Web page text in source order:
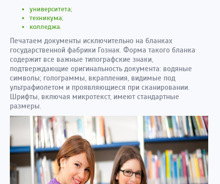
университета;
техникума;
колледжа.
Печатаем документы исключительно на бланках
государственной фабрики Гознак. Форма такого бланка
содержит все важные типографские знаки,
подтверждающие оригинальность документа: водяные
символы; голограммы, вкрапления, видимые под
ультрафиолетом и проявляющиеся при сканировании.
Шрифты, включая микротекст, имеют стандартные
размеры.